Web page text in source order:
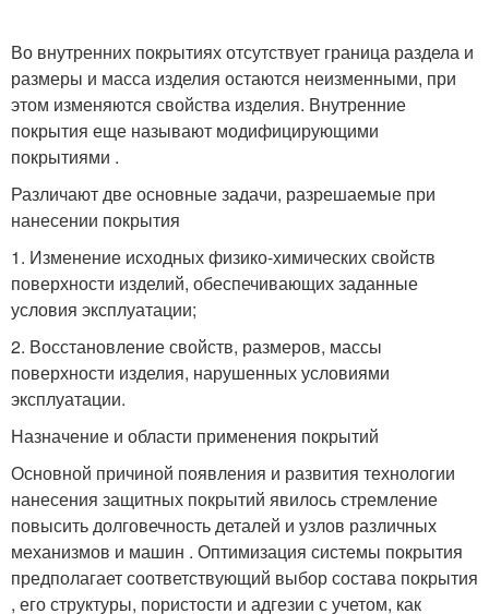
Во внутренних покрытиях отсутствует граница раздела и
размеры и масса изделия остаются неизменными, при
этом изменяются свойства изделия. Внутренние
покрытия еще называют модифицирующими
покрытиями .
Различают две основные задачи, разрешаемые при
нанесении покрытия
1. Изменение исходных физико-химических свойств
поверхности изделий, обеспечивающих заданные
условия эксплуатации;
2. Восстановление свойств, размеров, массы
поверхности изделия, нарушенных условиями
эксплуатации.
Назначение и области применения покрытий
Основной причиной появления и развития технологии
нанесения защитных покрытий явилось стремление
повысить долговечность деталей и узлов различных
механизмов и машин . Оптимизация системы покрытия
предполагает соответствующий выбор состава покрытия
, его структуры, пористости и адгезии с учетом, как